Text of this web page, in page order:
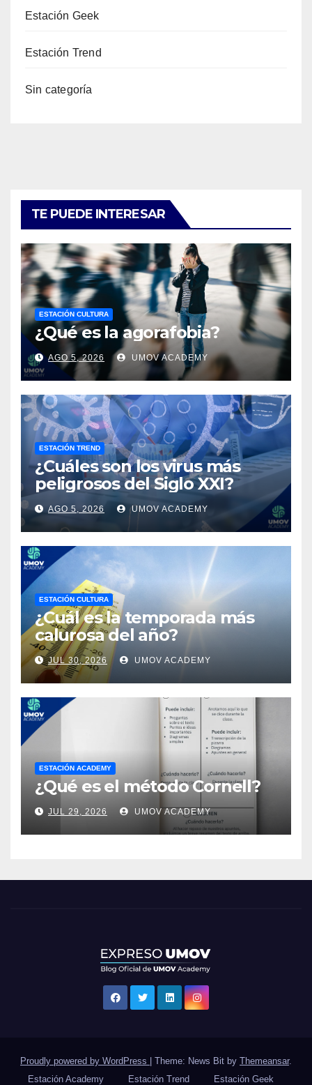
Estación Geek
Estación Trend
Sin categoría
TE PUEDE INTERESAR
ESTACIÓN CULTURA
¿Qué es la agorafobia?
AGO 5, 2026 UMOV ACADEMY
ESTACIÓN TREND
¿Cuáles son los virus más
peligrosos del Siglo XXI?
AGO 5, 2026 UMOV ACADEMY
ESTACIÓN CULTURA
¿Cuál es la temporada más
calurosa del año?
JUL 30, 2026 UMOV ACADEMY
ESTACIÓN ACADEMY
¿Qué es el método Cornell?
JUL 29, 2026 UMOV ACADEMY
Proudly powered by WordPress Theme: News Bit by Themeansar.
Estación Academy
Estación Trend Estación Geek